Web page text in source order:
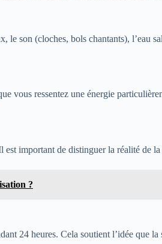
son (cloches, bols chantants), l’eau
vous ressentez une énergie
important de distinguer la réalité de
?
24 heures. Cela soutient l’idée que